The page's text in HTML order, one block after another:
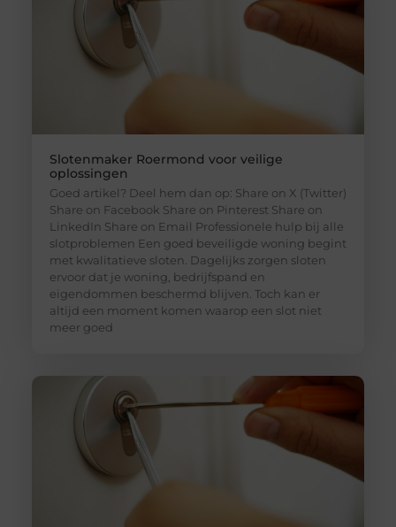
Slotenmaker Roermond voor veilige
oplossingen
Goed artikel? Deel hem dan op: Share on X (Twitter)
Share on Facebook Share on Pinterest Share on
LinkedIn Share on Email Professionele hulp bij alle
slotproblemen Een goed beveiligde woning begint
met kwalitatieve sloten. Dagelijks zorgen sloten
ervoor dat je woning, bedrijfspand en
eigendommen beschermd blijven. Toch kan er
altijd een moment komen waarop een slot niet
meer goed